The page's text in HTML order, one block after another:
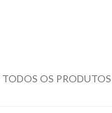
TODOS OS PRODUTOS